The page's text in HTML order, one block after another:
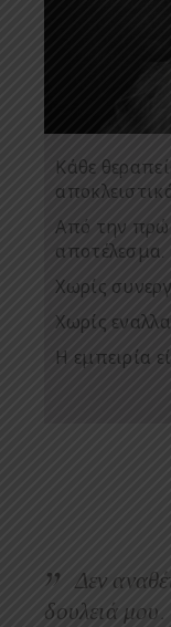
Κάθε
Από την
αποτέλεσμα.
Χωρίς
Χωρίς
Η εμπειρία
Δεν
δουλειά μου.